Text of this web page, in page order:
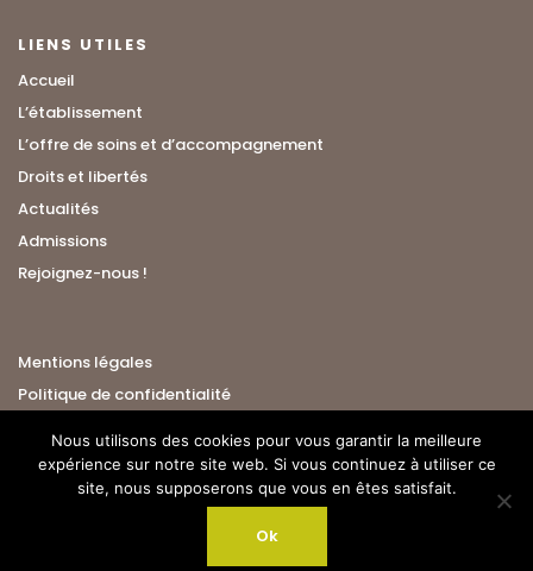
LIENS UTILES
Accueil
L’établissement
L’offre de soins et d’accompagnement
Droits et libertés
Actualités
Admissions
Rejoignez-nous !
Mentions légales
Politique de confidentialité
Nous utilisons des cookies pour vous garantir la meilleure
expérience sur notre site web. Si vous continuez à utiliser ce
site, nous supposerons que vous en êtes satisfait.
Ok